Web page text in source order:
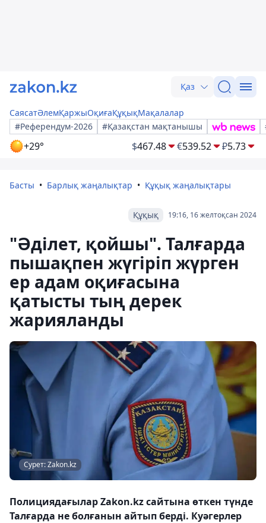
Қаз
СаясатӘлемҚаржыОқиғаҚұқықМақалалар
#Референдум-2026
#Қазақстан мақтанышы
+29° $467.48 €539.52 ₽5.73
Басты Барлық жаңалықтар Құқық жаңалықтары
19:16, 16 желтоқсан 2024
Құқық
"Әділет, қойшы". Талғарда
пышақпен жүгіріп жүрген
ер адам оқиғасына
қатысты тың дерек
жарияланды
Сурет: Zakon.kz
Полициядағылар Zakon.kz сайтына өткен түнде
Талғарда не болғанын айтып берді. Куәгерлер